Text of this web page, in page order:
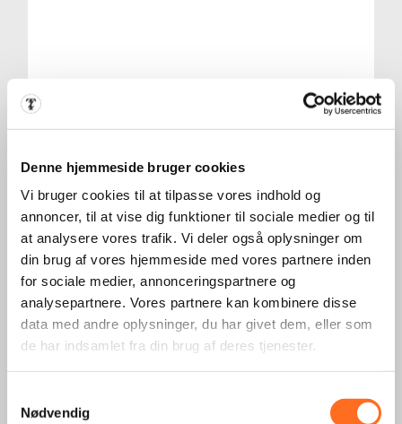
Denne hjemmeside bruger cookies
Vi bruger cookies til at tilpasse vores indhold og
annoncer, til at vise dig funktioner til sociale medier og til
at analysere vores trafik. Vi deler også oplysninger om
din brug af vores hjemmeside med vores partnere inden
for sociale medier, annonceringspartnere og
analysepartnere. Vores partnere kan kombinere disse
data med andre oplysninger, du har givet dem, eller som
de har indsamlet fra din brug af deres tjenester.
Nødvendig
Autoplus Danmark
LÆS MERE